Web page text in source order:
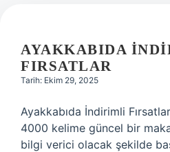
Hakkımızda
AYAKKABIDA
FIRSATLAR
Tarih: Ekim 29, 2025
Ayakkabıda İndirimli
4000 kelime güncel bir
bilgi verici olacak şekilde